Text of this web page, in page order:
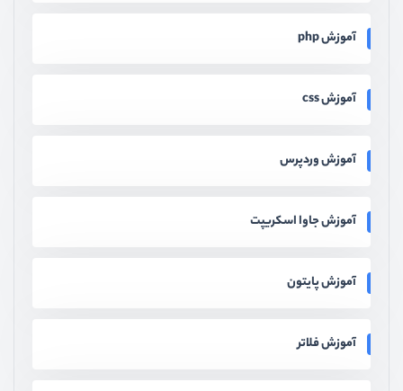
آموزش php
آموزش css
آموزش وردپرس
آموزش جاوا اسکریپت
آموزش پایتون
آموزش فلاتر